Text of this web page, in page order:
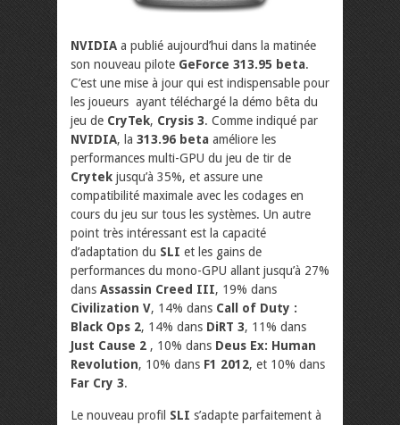
NVIDIA a publié aujourd’hui dans la matinée
son nouveau pilote GeForce 313.95 beta.
C’est une mise à jour qui est indispensable pour
les joueurs ayant téléchargé la démo bêta du
jeu de CryTek, Crysis 3. Comme indiqué par
NVIDIA, la 313.96 beta améliore les
performances multi-GPU du jeu de tir de
Crytek jusqu’à 35%, et assure une
compatibilité maximale avec les codages en
cours du jeu sur tous les systèmes. Un autre
point très intéressant est la capacité
d’adaptation du SLI et les gains de
performances du mono-GPU allant jusqu’à 27%
dans Assassin Creed III, 19% dans
Civilization V, 14% dans Call of Duty :
Black Ops 2, 14% dans DiRT 3, 11% dans
Just Cause 2 , 10% dans Deus Ex: Human
Revolution, 10% dans F1 2012, et 10% dans
Far Cry 3.
Le nouveau profil SLI s’adapte parfaitement à